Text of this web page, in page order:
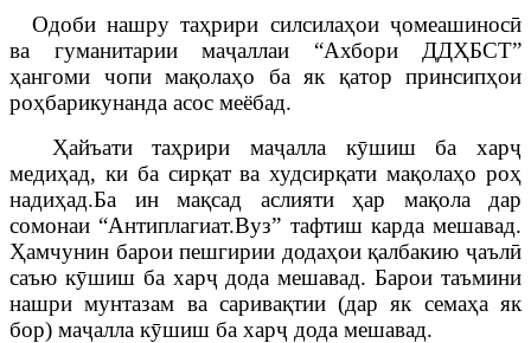
Одоби нашру таҳрири силсилаҳоиҷомеашиносӣ
ва гуманитарии маҷаллаи “Ахбори ДДҲБСТ”
ҳангоми чопи мақолаҳо ба як қатор принсипҳои
роҳбарикунанда асос меёбад.
Ҳайъати таҳрири маҷалла кӯшиш ба харҷ
медиҳад, ки ба сирқат ва худсирқати мақолаҳо роҳ
надиҳад.Ба ин мақсад аслияти ҳар мақола дар
сомонаи “Антиплагиат.Вуз” тафтиш карда мешавад.
Ҳамчунин барои пешгирии додаҳои қалбакию ҷаълӣ
саъю кӯшиш ба харҷ дода мешавад. Барои таъмини
нашри мунтазам ва саривақтии (дар як семаҳа як
бор) маҷалла кӯшиш ба харҷ дода мешавад.